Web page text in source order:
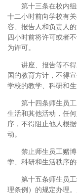
第十三条在校内
十二小时前向学校有
容、报告人和负责人
四小时前将许可或者
为许可。
讲座、报告等不
国的教育方计，不得
学校的教学、科研和生
第十四条师生员
生活和其他活动，任
序，不得阻止他人根
动。
禁止师生员工赌
学、科研和生活秩序的
第十五条师生员
理条例）的规定办理